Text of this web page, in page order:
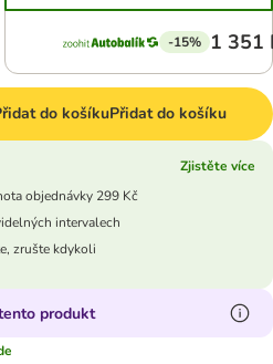
-15% 1 351
do košíkuPřidat do košíku
Zjistěte více
objednávky 299 Kč
intervalech
zrušte kdykoli
produkt